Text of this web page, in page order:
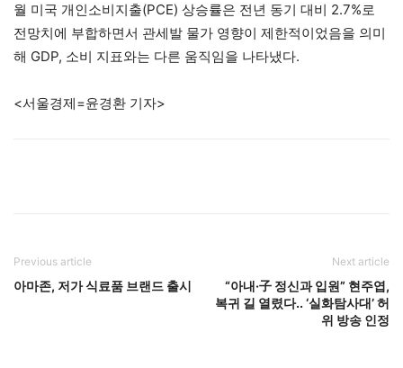
월 미국 개인소비지출(PCE) 상승률은 전년 동기 대비 2.7%로
전망치에 부합하면서 관세발 물가 영향이 제한적이었음을 의미
해 GDP, 소비 지표와는 다른 움직임을 나타냈다.
<서울경제=윤경환 기자>
Previous article
아마존, 저가 식료품 브랜드 출시
Next article
“아내·子 정신과 입원” 현주엽,
복귀 길 열렸다.. ‘실화탐사대’ 허
위 방송 인정